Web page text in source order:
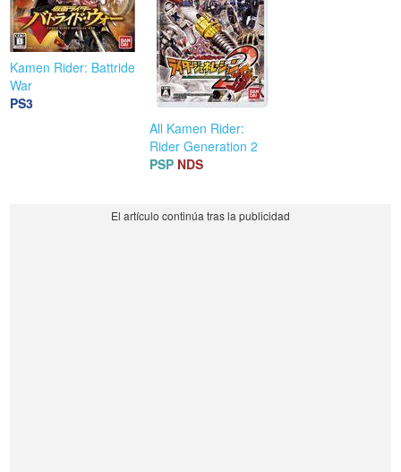
Kamen Rider: Battride
War
PS3
All Kamen Rider:
Rider Generation 2
PSP NDS